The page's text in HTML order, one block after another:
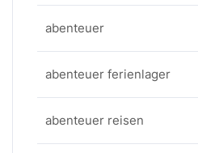
abenteuer
abenteuer ferienlager
abenteuer reisen